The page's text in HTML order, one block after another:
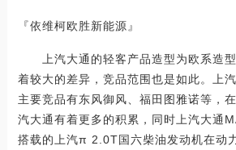
『依维柯欧胜新能源』
上汽大通的轻客产品造型为欧系造型
着较大的差异，竞品范围也是如此。上
主要竞品有东风御风、福田图雅诺等，
汽大通有着更多的积累，同时上汽大通
搭载的上汽π 2.0T国六柴油发动机在动